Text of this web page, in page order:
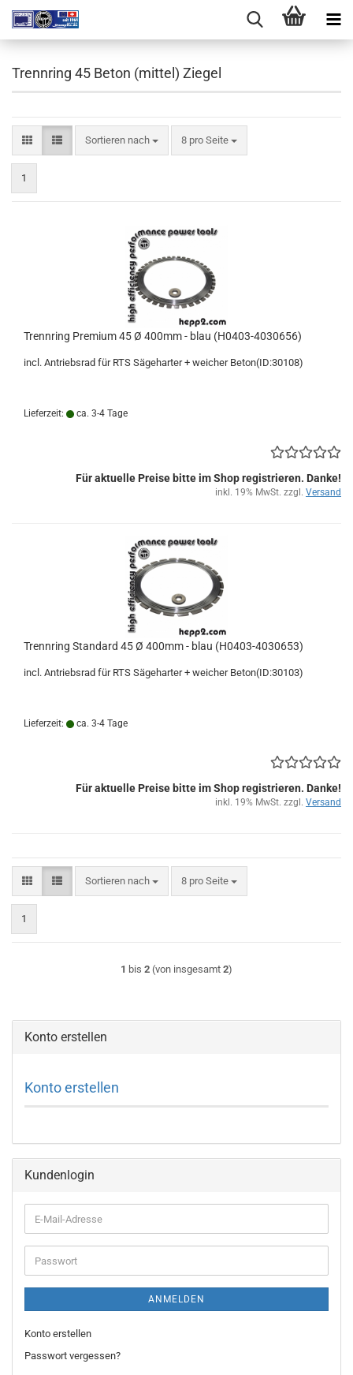
Trennring 45 Beton (mittel) Ziegel
Sortieren nach
Sortieren nach 8 pro Seite
pro Seite
1
Trennring Premium 45 Ø 400mm - blau (H0403-4030656)
incl. Antriebsrad für RTS Sägeharter + weicher Beton(ID:30108)
Lieferzeit: ca. 3-4 Tage
Für aktuelle Preise bitte im Shop registrieren. Danke!
inkl. 19% MwSt. zzgl. Versand
Trennring Standard 45 Ø 400mm - blau (H0403-4030653)
incl. Antriebsrad für RTS Sägeharter + weicher Beton(ID:30103)
Lieferzeit: ca. 3-4 Tage
Für aktuelle Preise bitte im Shop registrieren. Danke!
inkl. 19% MwSt. zzgl. Versand
Sortieren nach
Sortieren nach 8 pro Seite
pro Seite
1
1 bis 2 (von insgesamt 2)
Konto erstellen
Konto erstellen
Kundenlogin
E-
Mail-
Adresse
Passwort
ANMELDEN
Konto erstellen
Passwort vergessen?